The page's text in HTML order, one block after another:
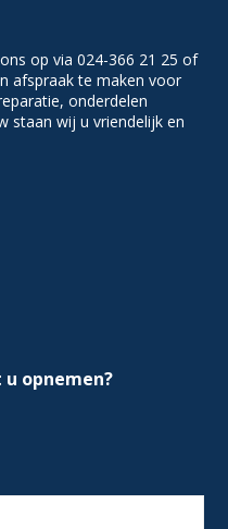
op via 024-366 21 25 of
afspraak te maken voor
onderdelen
staan wij u vriendelijk en
opnemen?